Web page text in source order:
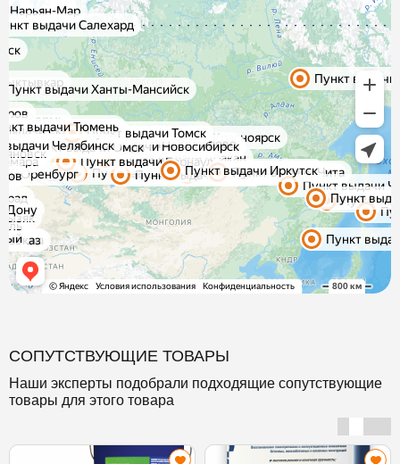
СОПУТСТВУЮЩИЕ ТОВАРЫ
Наши эксперты подобрали подходящие сопутствующие
товары для этого товара